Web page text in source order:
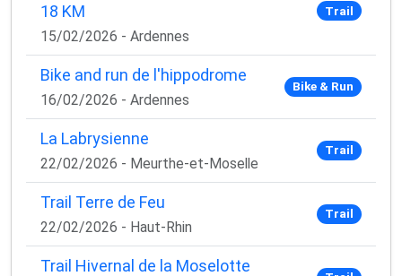
18 KM
15/02/2026 - Ardennes
Trail
Bike and run de l'hippodrome
16/02/2026 - Ardennes
Bike & Run
La Labrysienne
22/02/2026 - Meurthe-et-Moselle
Trail
Trail Terre de Feu
22/02/2026 - Haut-Rhin
Trail
Trail Hivernal de la Moselotte